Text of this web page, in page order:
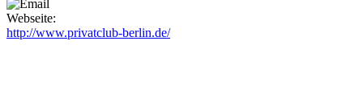
Webseite:
http://www.privatclub-berlin.de/